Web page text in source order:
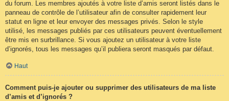
du forum. Les membres ajoutés à votre liste d’amis seront listés dans le
panneau de contrôle de l’utilisateur afin de consulter rapidement leur
statut en ligne et leur envoyer des messages privés. Selon le style
utilisé, les messages publiés par ces utilisateurs peuvent éventuellement
être mis en surbrillance. Si vous ajoutez un utilisateur à votre liste
d’ignorés, tous les messages qu’il publiera seront masqués par défaut.
Haut
Comment puis-je ajouter ou supprimer des utilisateurs de ma liste
d’amis et d’ignorés ?